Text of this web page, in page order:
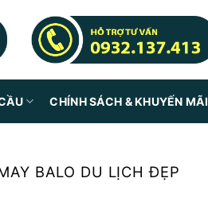
CHÍNH SÁCH & KHUYẾN MÃI
BALO DU LỊCH ĐẸP